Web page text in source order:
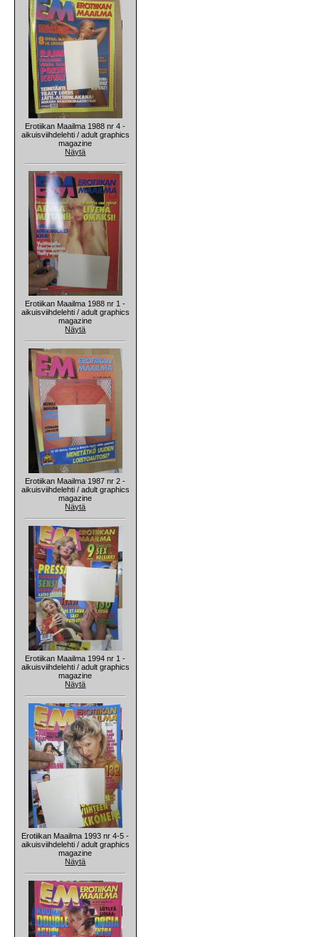
Erotiikan Maailma 1988 nr 4 -
aikuisviihdelehti / adult graphics
magazine
Näytä
Erotiikan Maailma 1988 nr 1 -
aikuisviihdelehti / adult graphics
magazine
Näytä
Erotiikan Maailma 1987 nr 2 -
aikuisviihdelehti / adult graphics
magazine
Näytä
Erotiikan Maailma 1994 nr 1 -
aikuisviihdelehti / adult graphics
magazine
Näytä
Erotiikan Maailma 1993 nr 4-5 -
aikuisviihdelehti / adult graphics
magazine
Näytä